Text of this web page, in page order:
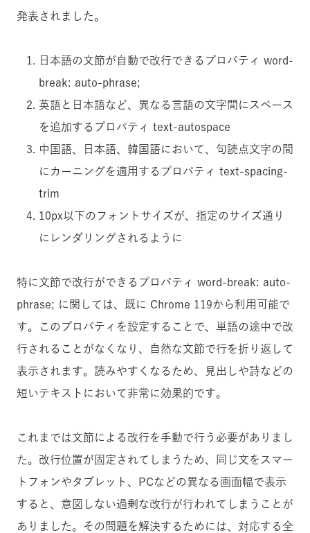
発表されました。
日本語の文節が自動で改行できるプロパティ word-
break: auto-phrase;
英語と日本語など、異なる言語の文字間にスペース
を追加するプロパティ text-autospace
中国語、日本語、韓国語において、句読点文字の間
にカーニングを適用するプロパティ text-spacing-
trim
10px以下のフォントサイズが、指定のサイズ通り
にレンダリングされるように
特に文節で改行ができるプロパティ word-break: auto-
phrase; に関しては、既に Chrome 119から利用可能で
す。このプロパティを設定することで、単語の途中で改
行されることがなくなり、自然な文節で行を折り返して
表示されます。読みやすくなるため、見出しや詩などの
短いテキストにおいて非常に効果的です。
これまでは文節による改行を手動で行う必要がありまし
た。改行位置が固定されてしまうため、同じ文をスマー
トフォンやタブレット、PCなどの異なる画面幅で表示
すると、意図しない過剰な改行が行われてしまうことが
ありました。その問題を解決するためには、対応する全